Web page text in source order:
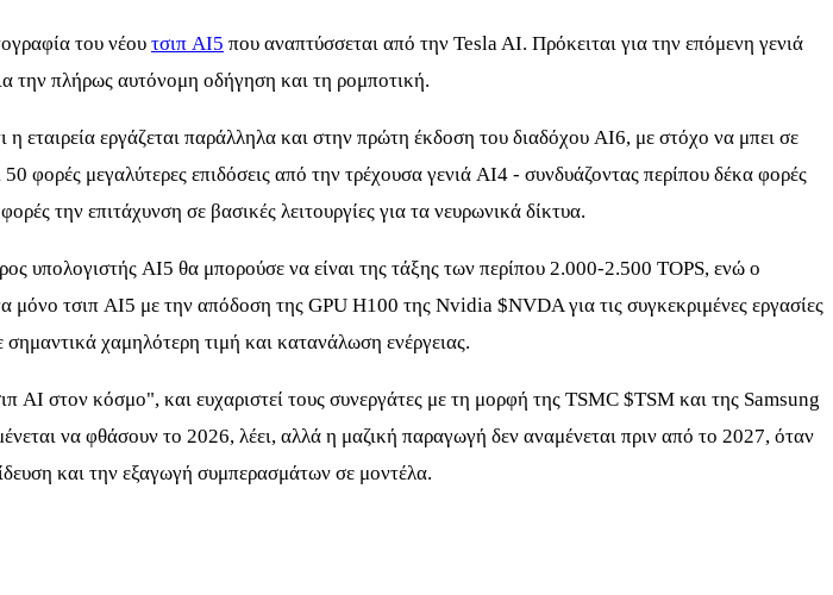
του νέου τσιπ AI5 που αναπτύσσεται από την Tesla AI. Πρόκειται για την επόμενη γενιά
την πλήρως αυτόνομη οδήγηση και τη ρομποτική.
εταιρεία εργάζεται παράλληλα και στην πρώτη έκδοση του διαδόχου AI6, με στόχο να μπει σε
φορές μεγαλύτερες επιδόσεις από την τρέχουσα γενιά AI4 - συνδυάζοντας περίπου δέκα φορές
την επιτάχυνση σε βασικές λειτουργίες για τα νευρωνικά δίκτυα.
υπολογιστής AI5 θα μπορούσε να είναι της τάξης των περίπου 2.000-2.500 TOPS, ενώ ο
μόνο τσιπ AI5 με την απόδοση της GPU H100 της Nvidia $NVDAγια τις συγκεκριμένες εργασίες
χαμηλότερη τιμή και κατανάλωση ενέργειας.
AI στον κόσμο", και ευχαριστεί τους συνεργάτες με τη μορφή της TSMC $TSM και της Samsung
να φθάσουν το 2026, λέει, αλλά η μαζική παραγωγή δεν αναμένεται πριν από το 2027, όταν
και την εξαγωγή συμπερασμάτων σε μοντέλα.